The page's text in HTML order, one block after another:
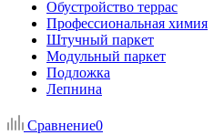
Обустройство террас
Профессиональная химия
Штучный паркет
Модульный паркет
Подложка
Лепнина
Сравнение0